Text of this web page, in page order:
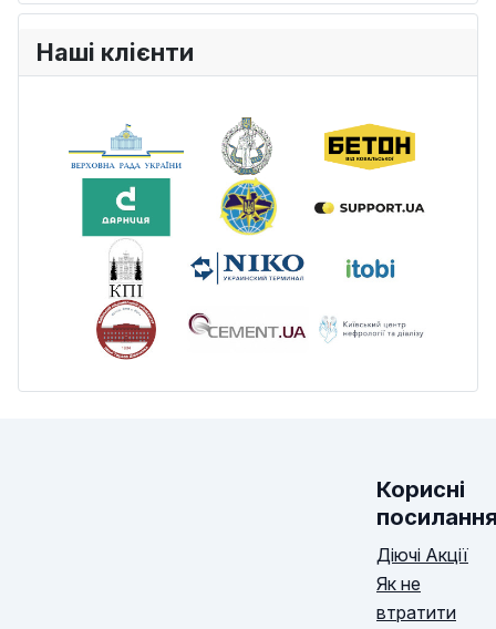
Наші клієнти
Корисні
Діючі Акції
Як не
втратити